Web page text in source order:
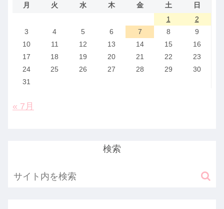
月 火 水 木 金 土
日
1
2
3
4 5 6 7 8
9
10
11 12 13 14 15
16
17
18 19 20 21 22
23
24
25 26 27 28 29
30
31
« 7月
検索